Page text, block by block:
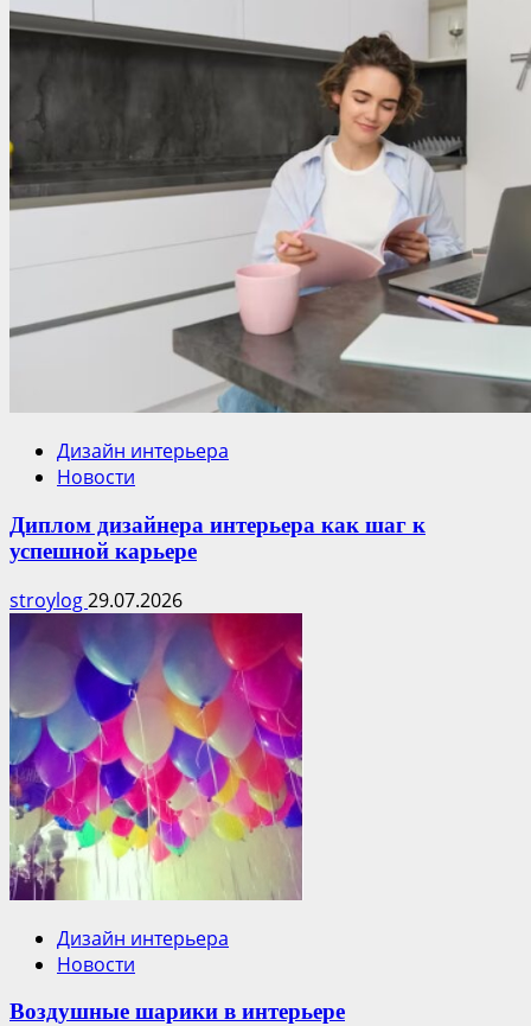
Дизайн интерьера
Новости
Диплом дизайнера интерьера как шаг к
успешной карьере
stroylog29.07.2026
Дизайн интерьера
Новости
Воздушные шарики в интерьере